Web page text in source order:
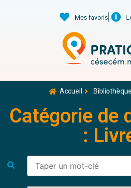
Mes favoris
Accueil
Catégorie de
: